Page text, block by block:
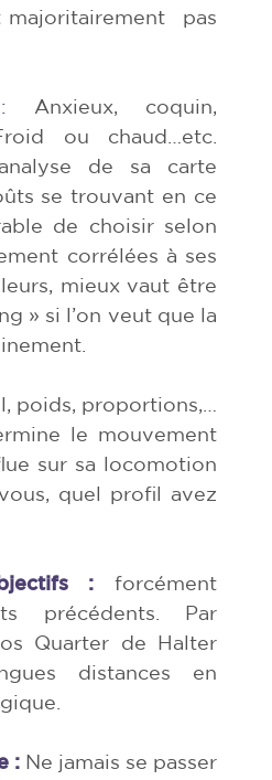
majoritairement
pas
: Anxieux, coquin,
ou chaud…etc.
de sa carte
se trouvant en ce
de choisir selon
corrélées à ses
mieux vaut être
» si l’on veut que la
poids, proportions,…
le mouvement
sur sa locomotion
quel profil avez
: forcément
précédents. Par
Quarter de Halter
distances en
: Ne jamais se passer